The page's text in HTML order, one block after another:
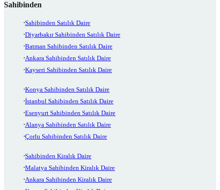
Sahibinden
Sahibinden Satılık Daire
Diyarbakır Sahibinden Satılık Daire
Batman Sahibinden Satılık Daire
Ankara Sahibinden Satılık Daire
Kayseri Sahibinden Satılık Daire
Konya Sahibinden Satılık Daire
İstanbul Sahibinden Satılık Daire
Esenyurt Sahibinden Satılık Daire
Alanya Sahibinden Satılık Daire
Çorlu Sahibinden Satılık Daire
Sahibinden Kiralık Daire
Malatya Sahibinden Kiralık Daire
Ankara Sahibinden Kiralık Daire